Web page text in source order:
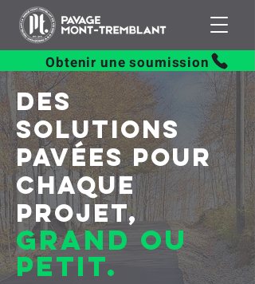
Obtenir une soumission
Des
solutions
pavées pour
chaque
projet,
grand ou
petit.